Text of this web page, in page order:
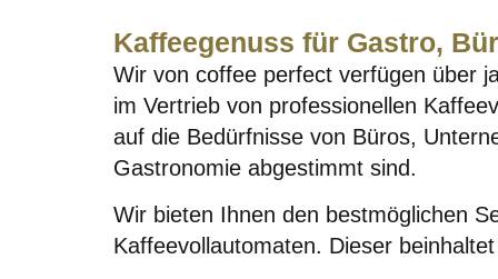
Kaffeegenuss für Gastro,
Wir von coffee perfect verfügen über
im Vertrieb von professionellen
auf die Bedürfnisse von Büros,
Gastronomie abgestimmt sind.
Wir bieten Ihnen den bestmöglichen
Kaffeevollautomaten. Dieser